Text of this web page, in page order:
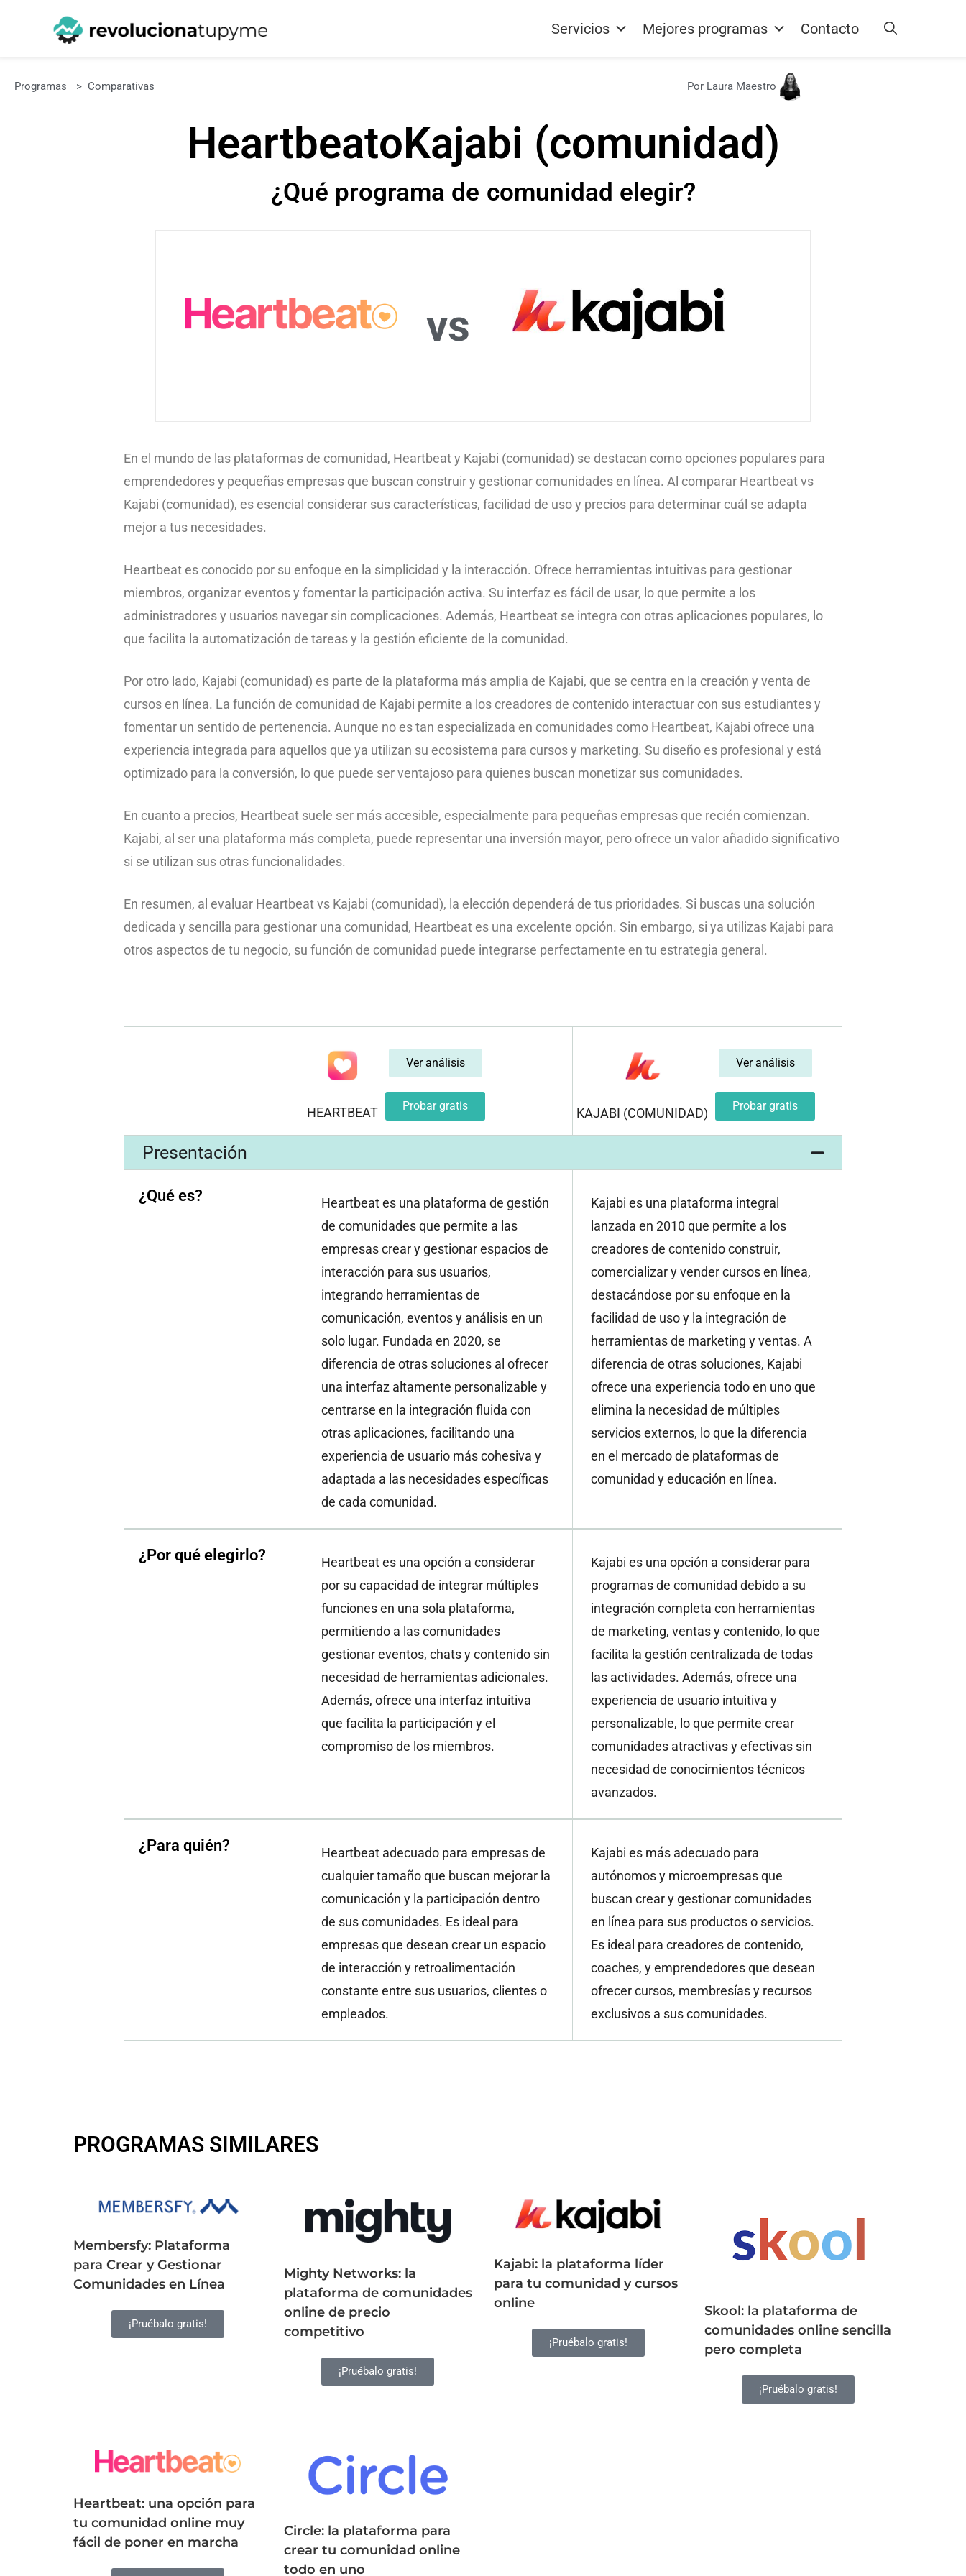
Servicios Mejores programas Contacto
Programas > Comparativas Por Laura Maestro
HeartbeatoKajabi (comunidad)
¿Qué programa de comunidad elegir?
vs
En el mundo de las plataformas de comunidad, Heartbeat y Kajabi (comunidad) se destacan como opciones populares para
emprendedores y pequeñas empresas que buscan construir y gestionar comunidades en línea. Al comparar Heartbeat vs
Kajabi (comunidad), es esencial considerar sus características, facilidad de uso y precios para determinar cuál se adapta
mejor a tus necesidades.
Heartbeat es conocido por su enfoque en la simplicidad y la interacción. Ofrece herramientas intuitivas para gestionar
miembros, organizar eventos y fomentar la participación activa. Su interfaz es fácil de usar, lo que permite a los
administradores y usuarios navegar sin complicaciones. Además, Heartbeat se integra con otras aplicaciones populares, lo
que facilita la automatización de tareas y la gestión eficiente de la comunidad.
Por otro lado, Kajabi (comunidad) es parte de la plataforma más amplia de Kajabi, que se centra en la creación y venta de
cursos en línea. La función de comunidad de Kajabi permite a los creadores de contenido interactuar con sus estudiantes y
fomentar un sentido de pertenencia. Aunque no es tan especializada en comunidades como Heartbeat, Kajabi ofrece una
experiencia integrada para aquellos que ya utilizan su ecosistema para cursos y marketing. Su diseño es profesional y está
optimizado para la conversión, lo que puede ser ventajoso para quienes buscan monetizar sus comunidades.
En cuanto a precios, Heartbeat suele ser más accesible, especialmente para pequeñas empresas que recién comienzan.
Kajabi, al ser una plataforma más completa, puede representar una inversión mayor, pero ofrece un valor añadido significativo
si se utilizan sus otras funcionalidades.
En resumen, al evaluar Heartbeat vs Kajabi (comunidad), la elección dependerá de tus prioridades. Si buscas una solución
dedicada y sencilla para gestionar una comunidad, Heartbeat es una excelente opción. Sin embargo, si ya utilizas Kajabi para
otros aspectos de tu negocio, su función de comunidad puede integrarse perfectamente en tu estrategia general.
HEARTBEAT
Ver análisis
Probar gratis KAJABI (COMUNIDAD)
Ver análisis
Probar gratis
Presentación
¿Qué es?
Heartbeat es una plataforma de gestión
de comunidades que permite a las
empresas crear y gestionar espacios de
interacción para sus usuarios,
integrando herramientas de
comunicación, eventos y análisis en un
solo lugar. Fundada en 2020, se
diferencia de otras soluciones al ofrecer
una interfaz altamente personalizable y
centrarse en la integración fluida con
otras aplicaciones, facilitando una
experiencia de usuario más cohesiva y
adaptada a las necesidades específicas
de cada comunidad.
Kajabi es una plataforma integral
lanzada en 2010 que permite a los
creadores de contenido construir,
comercializar y vender cursos en línea,
destacándose por su enfoque en la
facilidad de uso y la integración de
herramientas de marketing y ventas. A
diferencia de otras soluciones, Kajabi
ofrece una experiencia todo en uno que
elimina la necesidad de múltiples
servicios externos, lo que la diferencia
en el mercado de plataformas de
comunidad y educación en línea.
¿Por qué elegirlo?
Heartbeat es una opción a considerar
por su capacidad de integrar múltiples
funciones en una sola plataforma,
permitiendo a las comunidades
gestionar eventos, chats y contenido sin
necesidad de herramientas adicionales.
Además, ofrece una interfaz intuitiva
que facilita la participación y el
compromiso de los miembros.
Kajabi es una opción a considerar para
programas de comunidad debido a su
integración completa con herramientas
de marketing, ventas y contenido, lo que
facilita la gestión centralizada de todas
las actividades. Además, ofrece una
experiencia de usuario intuitiva y
personalizable, lo que permite crear
comunidades atractivas y efectivas sin
necesidad de conocimientos técnicos
avanzados.
¿Para quién?
Heartbeat adecuado para empresas de
cualquier tamaño que buscan mejorar la
comunicación y la participación dentro
de sus comunidades. Es ideal para
empresas que desean crear un espacio
de interacción y retroalimentación
constante entre sus usuarios, clientes o
empleados.
Kajabi es más adecuado para
autónomos y microempresas que
buscan crear y gestionar comunidades
en línea para sus productos o servicios.
Es ideal para creadores de contenido,
coaches, y emprendedores que desean
ofrecer cursos, membresías y recursos
exclusivos a sus comunidades.
PROGRAMAS SIMILARES
Membersfy: Plataforma
para Crear y Gestionar
Comunidades en Línea
¡Pruébalo gratis!
Mighty Networks: la
plataforma de comunidades
online de precio
competitivo
¡Pruébalo gratis!
Kajabi: la plataforma líder
para tu comunidad y cursos
online
¡Pruébalo gratis!
Skool: la plataforma de
comunidades online sencilla
pero completa
¡Pruébalo gratis!
Heartbeat: una opción para
tu comunidad online muy
fácil de poner en marcha
Circle: la plataforma para
crear tu comunidad online
todo en uno